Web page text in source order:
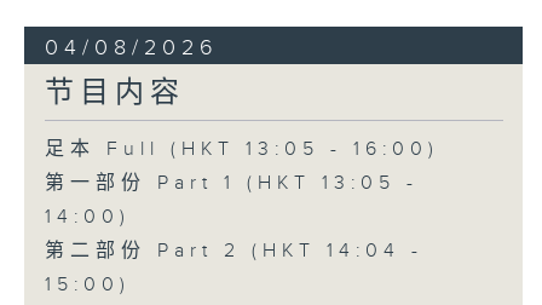
04/08/2026
节目内容
足本 Full (HKT 13:05 - 16:00)
第一部份 Part 1 (HKT 13:05 -
14:00)
第二部份 Part 2 (HKT 14:04 -
15:00)